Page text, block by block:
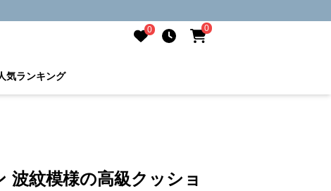
0 0
気ランキング
波紋模様の高級クッショ